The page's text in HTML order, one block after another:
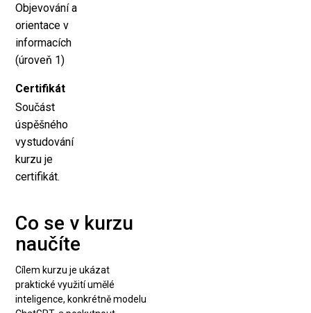
Objevování a
orientace v
informacích
(úroveň 1)
Certifikát
Součást
úspěšného
vystudování
kurzu je
certifikát.
Co se v kurzu
naučíte
Cílem kurzu je ukázat
praktické využití umělé
inteligence, konkrétně modelu